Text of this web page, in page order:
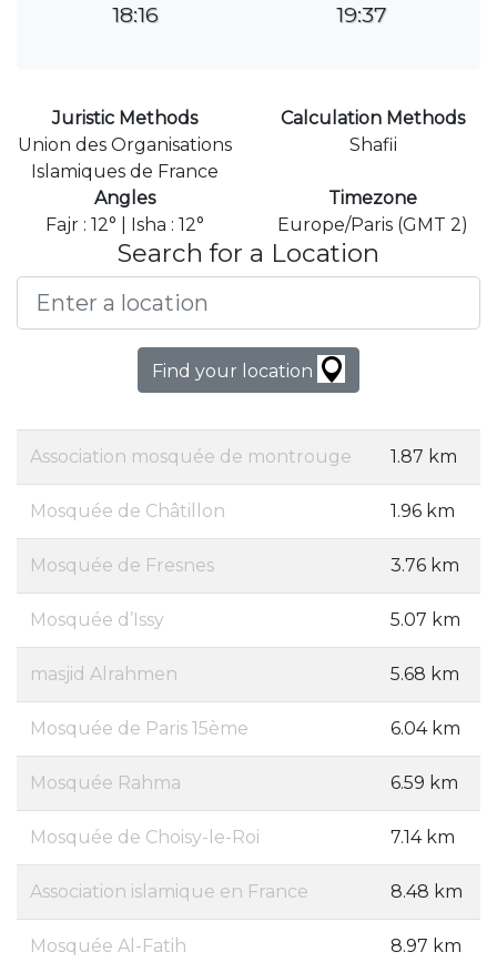
18:16
19:37
Juristic Methods
Union des Organisations
Islamiques de France
Calculation Methods
Shafii
Angles
Fajr : 12° | Isha : 12°
Timezone
Europe/Paris (GMT 2)
Search for a Location
Find your location
Association mosquée de montrouge 1.87 km
Mosquée de Châtillon 1.96 km
Mosquée de Fresnes 3.76 km
Mosquée d’Issy 5.07 km
masjid Alrahmen 5.68 km
Mosquée de Paris 15ème 6.04 km
Mosquée Rahma 6.59 km
Mosquée de Choisy-le-Roi 7.14 km
Association islamique en France 8.48 km
Mosquée Al-Fatih 8.97 km